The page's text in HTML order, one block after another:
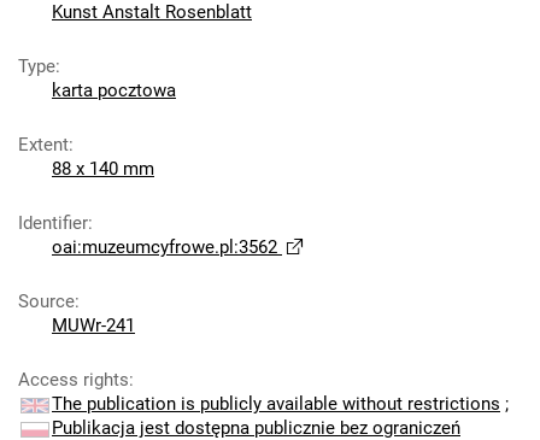
Kunst Anstalt Rosenblatt
Type:
karta pocztowa
Extent:
88 x 140 mm
Identifier:
oai:muzeumcyfrowe.pl:3562
Source:
MUWr-241
Access rights:
The publication is publicly available without restrictions ;
Publikacja jest dostępna publicznie bez ograniczeń